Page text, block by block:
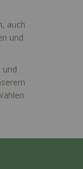
auch
und
und